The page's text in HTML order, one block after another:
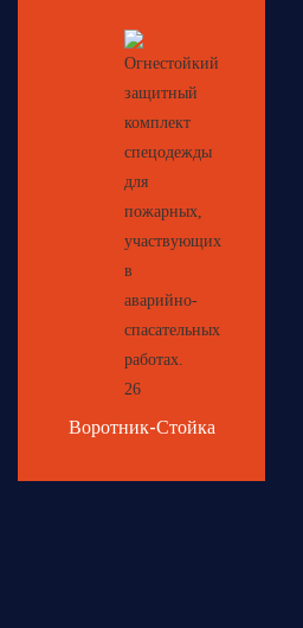
Воротник-Стойка